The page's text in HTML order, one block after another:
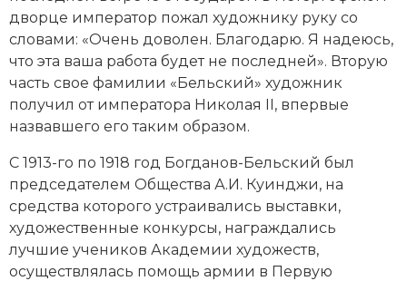
дворце император пожал художнику руку со
словами: «Очень доволен. Благодарю. Я надеюсь,
что эта ваша работа будет не последней». Вторую
часть свое фамилии «Бельский» художник
получил от императора Николая II, впервые
назвавшего его таким образом.
С 1913-го по 1918 год Богданов-Бельский был
председателем Общества А.И. Куинджи, на
средства которого устраивались выставки,
художественные конкурсы, награждались
лучшие учеников Академии художеств,
осуществлялась помощь армии в Первую